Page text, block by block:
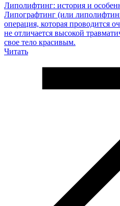
Липолифтинг: история и
Липографтинг (или
операция, которая проводится
не отличается высокой
свое тело красивым.
Читать